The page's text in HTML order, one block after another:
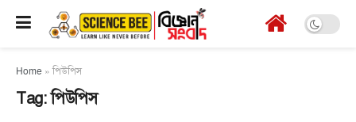
Home »পিউপিস
Tag:পিউপিস